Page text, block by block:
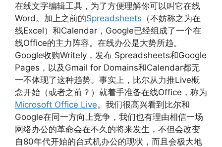
在线文字编辑工具，为了方便理解你可以叫它在线
Word。加上之前的Spreadsheets （不妨称之为在
线Excel）和Calendar，Google已经组成了一个在
线Office的主力阵容。在线办公是大势所趋。
Google收购Writely，发布 Spreadsheets和Google
Pages，以及Gmail for Domains和Calendar都无
一不体现了这种趋势。事实上，比尔从力推Live概
念开始（或者之前？）就着手准备在线Office，称为
Microsoft Office Live。我们很高兴看到比尔和
Google在同一方向上竞争，我们也有理由相信一场
网络办公的革命会在不久的将来发生，不但会改变
自80年代开始的台式机办公的现状，而且会极大地